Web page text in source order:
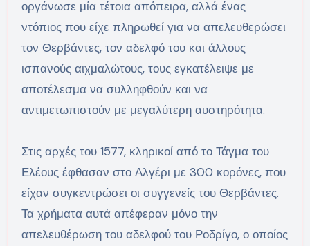
οργάνωσε μία τέτοια απόπειρα, αλλά ένας
ντόπιος που είχε πληρωθεί για να απελευθερώσει
τον Θερβάντες, τον αδελφό του και άλλους
ισπανούς αιχμαλώτους, τους εγκατέλειψε με
αποτέλεσμα να συλληφθούν και να
αντιμετωπιστούν με μεγαλύτερη αυστηρότητα.
Στις αρχές του 1577, κληρικοί από το Τάγμα του
Ελέους έφθασαν στο Αλγέρι με 300 κορόνες, που
είχαν συγκεντρώσει οι συγγενείς του Θερβάντες.
Τα χρήματα αυτά απέφεραν μόνο την
απελευθέρωση του αδελφού του Ροδρίγο, ο οποίος